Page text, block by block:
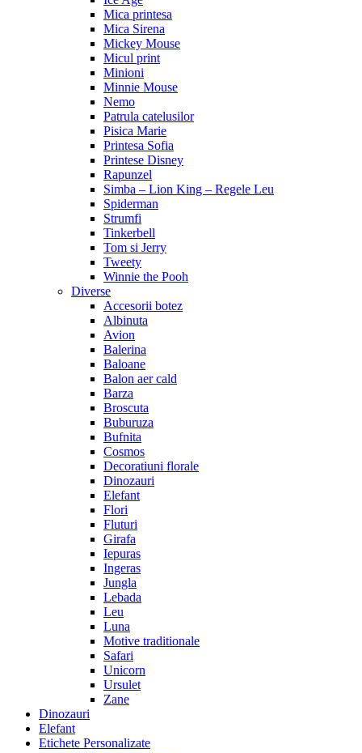
Mica printesa
Mica Sirena
Mickey Mouse
Micul print
Minioni
Minnie Mouse
Nemo
Patrula catelusilor
Pisica Marie
Printesa Sofia
Printese Disney
Rapunzel
Simba – Lion King – Regele Leu
Spiderman
Strumfi
Tinkerbell
Tom si Jerry
Tweety
Winnie the Pooh
Diverse
Accesorii botez
Albinuta
Avion
Balerina
Baloane
Balon aer cald
Barza
Broscuta
Buburuza
Bufnita
Cosmos
Decoratiuni florale
Dinozauri
Elefant
Flori
Fluturi
Girafa
Iepuras
Ingeras
Jungla
Lebada
Leu
Luna
Motive traditionale
Safari
Unicorn
Ursulet
Zane
Dinozauri
Elefant
Etichete Personalizate